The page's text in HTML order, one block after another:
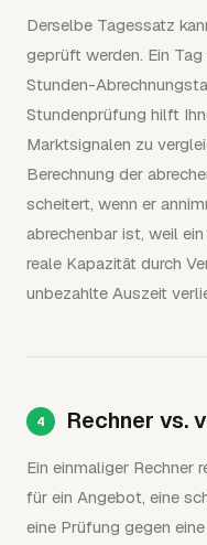
Derselbe Tagessatz
geprüft werden. Ein
Stunden-
Stundenprüfung hilft
Marktsignalen zu
Berechnung der
scheitert, wenn er
abrechenbar ist, weil
reale Kapazität durch
unbezahlte Auszeit
Rechner vs.
Ein einmaliger Rechner
für ein Angebot, eine
eine Prüfung gegen